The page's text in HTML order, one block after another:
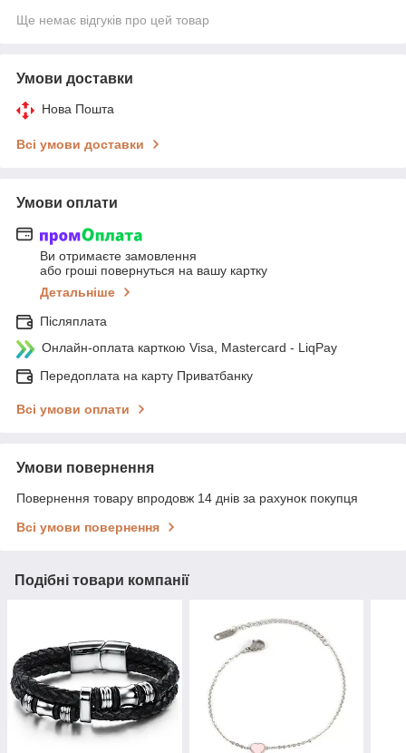
Ще немає відгуків про цей товар
Умови доставки
Нова Пошта
Всі умови доставки
Умови оплати
Ви отримаєте замовлення
або гроші повернуться на вашу картку
Детальніше
Післяплата
Онлайн-оплата карткою Visa, Mastercard - LiqPay
Передоплата на карту Приватбанку
Всі умови оплати
Умови повернення
Повернення товару впродовж 14 днів за рахунок покупця
Всі умови повернення
Подібні товари компанії